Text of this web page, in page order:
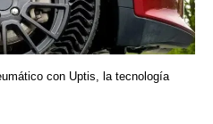
con Uptis, la tecnología